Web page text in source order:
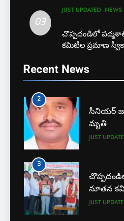
మృతి
నూతన
4
కరీంనగర్
చంద్రశేఖర్
5
అవినీతి
వలలో
03
JUST UPDATED NEWS
చొప్పదండిలో
కమిటీల ప్రమాణ
Recent News
EXCLUSIVE
1
బార్
2
సీనియర్
మృతి
JUST
3
నూతన
JUST